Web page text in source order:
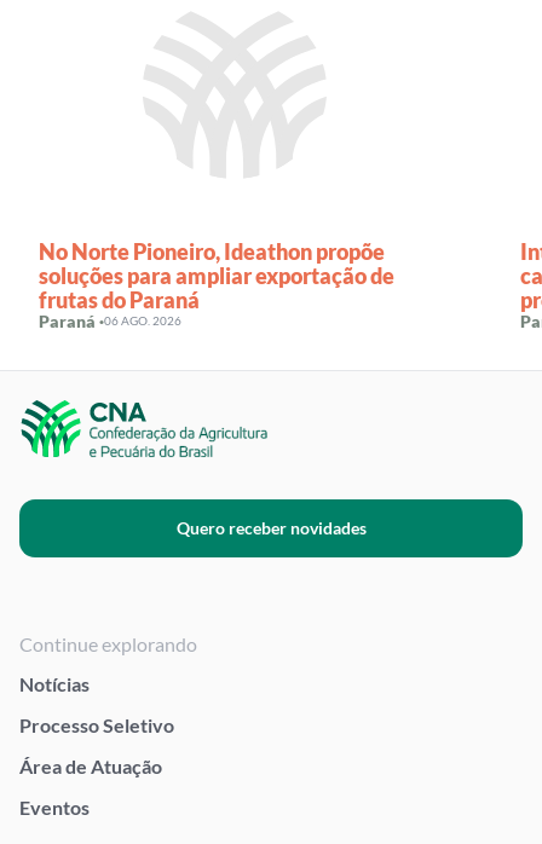
No Norte Pioneiro, Ideathon propõe
soluções para ampliar exportação de
frutas do Paraná
Paraná ·06 AGO. 2026
Quero receber novidades
Continue explorando
Notícias
Processo Seletivo
Área de Atuação
Eventos